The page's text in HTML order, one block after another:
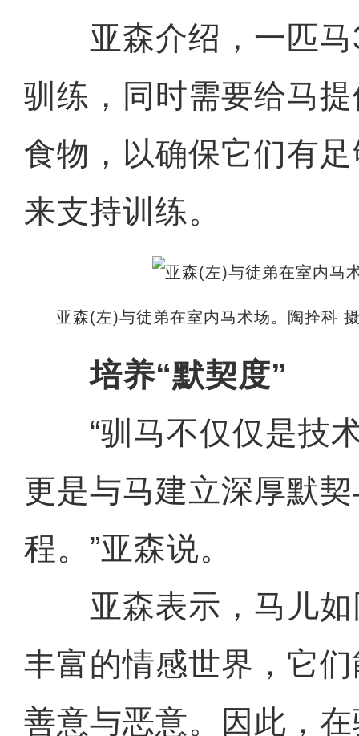
亚森介绍，一匹马
驯练，同时需要给马
食物，以确保它们有
来支持训练。
亚森(左)与徒弟在室内马术场。陶拴科
培养“默契度”
“驯马不仅仅是技术
更是与马建立深厚默
程。”亚森说。
亚森表示，马儿如
丰富的情感世界，它
善意与恶意。因此，